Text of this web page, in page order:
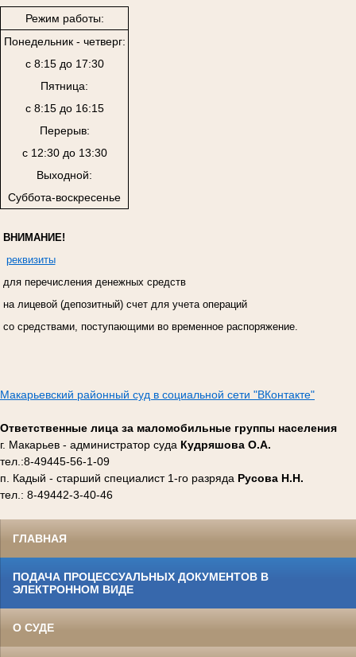
Режим работы:
Понедельник - четверг:
с 8:15 до 17:30
Пятница:
с 8:15 до 16:15
Перерыв:
с 12:30 до 13:30
Выходной:
Суббота-воскресенье
ВНИМАНИЕ!
реквизиты
для перечисления денежных средств
на лицевой (депозитный) счет для учета операций
со средствами, поступающими во временное распоряжение.
Макарьевский районный суд в социальной сети "ВКонтакте"
Ответственные лица за маломобильные группы населения
г. Макарьев - администратор суда Кудряшова О.А.
тел.:8-49445-56-1-09
п. Кадый - старший специалист 1-го разряда Русова Н.Н.
тел.: 8-49442-3-40-46
ГЛАВНАЯ
ПОДАЧА ПРОЦЕССУАЛЬНЫХ ДОКУМЕНТОВ В
ЭЛЕКТРОННОМ ВИДЕ
О СУДЕ